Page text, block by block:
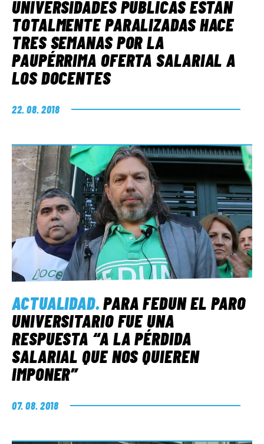
UNIVERSIDADES PÚBLICAS ESTÁN
TOTALMENTE PARALIZADAS HACE
TRES SEMANAS POR LA
PAUPÉRRIMA OFERTA SALARIAL A
LOS DOCENTES
22. 08. 2018
ACTUALIDAD.PARA FEDUN EL PARO
UNIVERSITARIO FUE UNA
RESPUESTA “A LA PÉRDIDA
SALARIAL QUE NOS QUIEREN
IMPONER”
07. 08. 2018